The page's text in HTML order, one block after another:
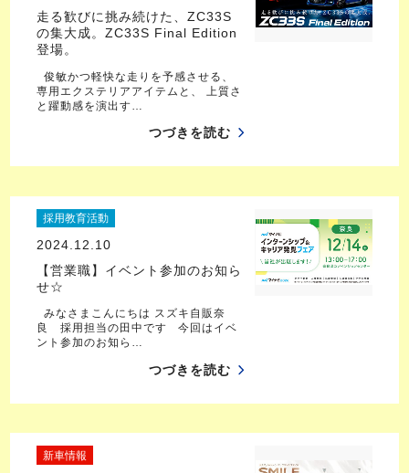
走る歓びに挑み続けた、ZC33S
の集大成。ZC33S Final Edition
登場。
俊敏かつ軽快な走りを予感させる、
専用エクステリアアイテムと、 上質さ
と躍動感を演出す…
つづきを読む
採用教育活動
2024.12.10
【営業職】イベント参加のお知ら
せ☆
みなさまこんにちは スズキ自販奈
良 採用担当の田中です 今回はイベ
ント参加のお知ら…
つづきを読む
新車情報